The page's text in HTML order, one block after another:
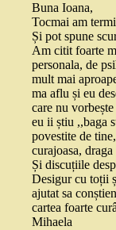
Buna Ioana,
Tocmai am
Și pot spune
Am citit foarte
personala, de
mult mai
ma aflu și eu
care nu
eu ii știu ,,baga
povestite de
curajoasa,
Și discuțiile
Desigur cu toții
ajutat sa
cartea foarte
Mihaela